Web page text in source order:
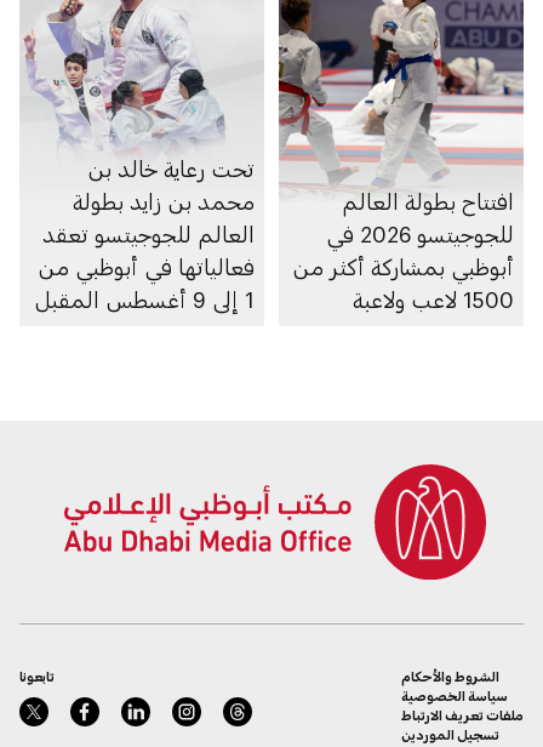
افتتاح بطولة العالم
للجوجيتسو 2026 في
أبوظبي بمشاركة أكثر من
1500 لاعب ولاعبة
تحت رعاية خالد بن
محمد بن زايد بطولة
العالم للجوجيتسو تعقد
فعالياتها في أبوظبي من
1 إلى 9 أغسطس المقبل
تابعونا
الشروط والأحكام
سياسة الخصوصية
ملفات تعريف الارتباط
تسجيل الموردين